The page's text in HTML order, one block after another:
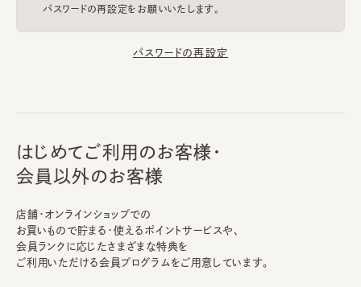
パスワードの再設定をお願いいたします。
パスワードの再設定
はじめてご利用のお客様・
会員以外のお客様
店舗・オンラインショップでの
お買いもので貯まる・使えるポイントサービスや、
会員ランクに応じたさまざまな特典を
ご利用いただける会員プログラムをご用意しています。